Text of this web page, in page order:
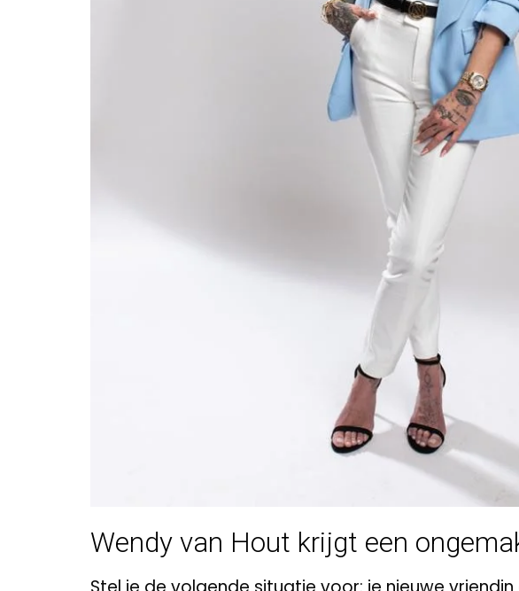
Wendy van Hout krijgt een